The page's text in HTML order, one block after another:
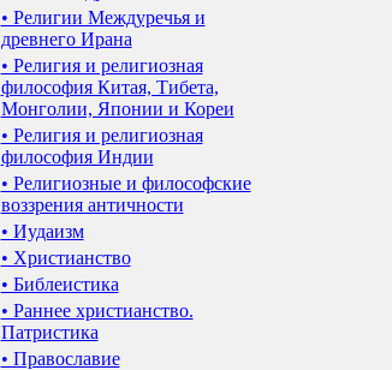
• Религии Междуречья и
древнего Ирана
• Религия и религиозная
философия Китая, Тибета,
Монголии, Японии и Кореи
• Религия и религиозная
философия Индии
• Религиозные и философские
воззрения античности
• Иудаизм
• Христианство
• Библеистика
• Раннее христианство.
Патристика
• Православие